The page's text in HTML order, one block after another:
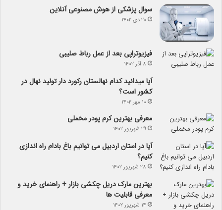
سوال پزشکی از هوش مصنوعی آنلاین
۲۰ دی ۱۴۰۲
فیزیوتراپی بعد از عمل رباط صلیبی
۸ آذر ۱۴۰۲
آیا می­دانید کدام نهالستان رکورد دار تولید نهال­ در
کشور است؟
۱۰ مهر ۱۴۰۲
معرفی بهترین کرم پودر مخملی
۲۹ شهریور ۱۴۰۲
آیا در استان اردبیل می توانیم باغ بادام راه اندازی
کنیم؟
۲۸ شهریور ۱۴۰۲
بهترین مارک دریل چکشی بازار + راهنمای خرید و
معرفی قابلیت ها
۱۴ شهریور ۱۴۰۲